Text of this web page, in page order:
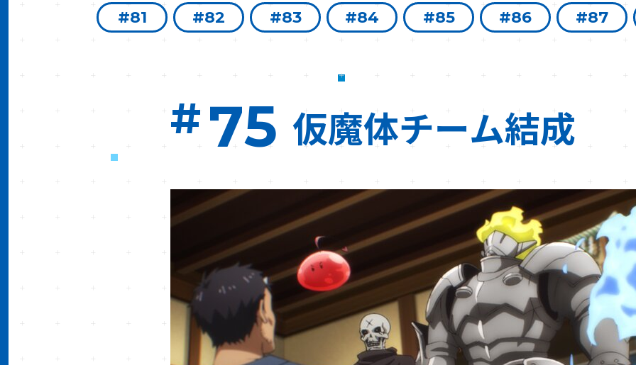
#81
#82 #83 #84 #85 #86 #87
#75 仮魔体チーム結成